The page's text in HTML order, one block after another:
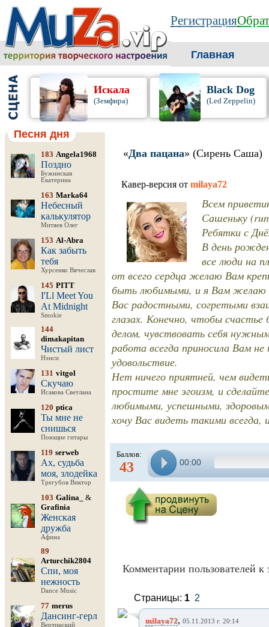
Регистрация
Главная
Искала
(Земфира)
Black Dog
(Led Zeppelin)
Песня дня
183 Angela1968
Поздно
Бужинская
Екатерина
163 Marka64
Небесный
калькулятор
Митяев Олег
153 Al-Abra
Как забыть
тебя
Хурсенко Вячеслав
145 PITT
I'Ll Meet You
At Midnight
Smokie
144
dimakapitan
Чистый лист
Нэнси
131 vitgol
Скучаю
Исакова Светлана
120 ptica
Ты мне не
снишься
Поющие гитары
119 serweb
Ах, судьба
моя, злодейка
Трегубов Виктор
103 Galina_
&
Grafinia
Женская
дружба
Афина
89
Arturchik2804
Спи, моя
нежность
Dance Music
77 merus
Дансинг-герл
Вертинский
«Два пацана» (Сирень Саша)
Кавер-версия от milaya72
Всем
Сашеньку
Ребятки с
В день
все люди на
от всего сердца желаю Вам
быть любимыми, и я Вам желаю
Вас радостными, согретыми
глазах. Конечно, чтобы
делом, чувствовать себя
работа всегда приносила Вам
удовольствие.
Нет ничего приятней, чем
простите мне эгоизм, и
любимыми, успешными,
хочу Вас видеть такими
Баллов:
43 00:00
Комментарии пользователей к
Страницы: 1 2
milaya72, 05.11.2013 г. 20:14